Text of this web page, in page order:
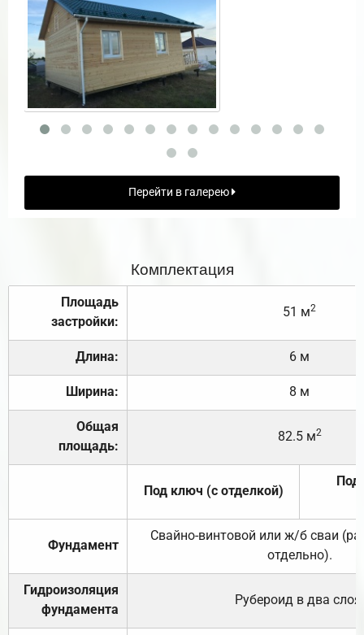
Перейти в галерею
Комплектация
Площадь
застройки:
51 м2
Длина: 6 м
Ширина: 8 м
Общая
площадь:
82.5 м2
Под ключ (с отделкой)
Под
Фундамент
Свайно-винтовой или ж/б сваи
отдельно).
Гидроизоляция
фундамента
Рубероид в два слоя.